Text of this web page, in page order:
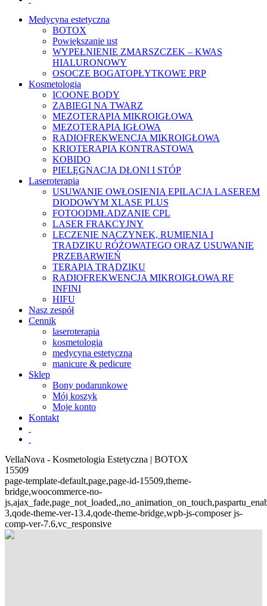
Medycyna estetyczna
BOTOX
Powiększanie ust
WYPEŁNIENIE ZMARSZCZEK – KWAS
HIALURONOWY
OSOCZE BOGATOPŁYTKOWE PRP
Kosmetologia
ICOONE BODY
ZABIEGI NA TWARZ
MEZOTERAPIA MIKROIGŁOWA
MEZOTERAPIA IGŁOWA
RADIOFREKWENCJA MIKROIGŁOWA
KRIOTERAPIA KONTRASTOWA
KOBIDO
PIELĘGNACJA DŁONI I STÓP
Laseroterapia
USUWANIE OWŁOSIENIA EPILACJA LASEREM
DIODOWYM XLASE PLUS
FOTOODMŁADZANIE CPL
LASER FRAKCYJNY
LECZENIE NACZYNEK, RUMIENIA I
TRADZIKU RÓŻOWATEGO ORAZ USUWANIE
PRZEBARWIEŃ
TERAPIA TRĄDZIKU
RADIOFREKWENCJA MIKROIGŁOWA RF
INFINI
HIFU
Nasz zespół
Cennik
laseroterapia
kosmetologia
medycyna estetyczna
manicure & pedicure
Sklep
Bony podarunkowe
Mój koszyk
Moje konto
Kontakt
VellaNova - Kosmetologia Estetyczna | BOTOX
15509
page-template-default,page,page-id-15509,theme-
bridge,woocommerce-no-
3,qode-theme-ver-13.4,qode-theme-bridge,wpb-js-composer js-
comp-ver-7.6,vc_responsive